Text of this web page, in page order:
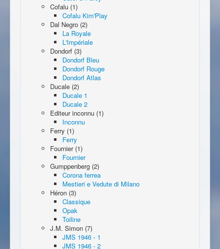
Cofalu (1)
Cofalu Kim'Play
Dal Negro (2)
La Royale
L'Impériale
Dondorf (3)
Dondorf Bleu
Dondorf Rouge
Dondorf Atlas
Ducale (2)
Ducale 1
Ducale 2
Editeur inconnu (1)
Inconnu
Ferry (1)
Ferry
Fournier (1)
Fournier
Gumppenberg (2)
Corona ferrea
Mestieri e Vedute di Milano
Héron (3)
Classique
Opak
Toiline
J.M. Simon (7)
JMS 1946 - 1
JMS 1946 - 2